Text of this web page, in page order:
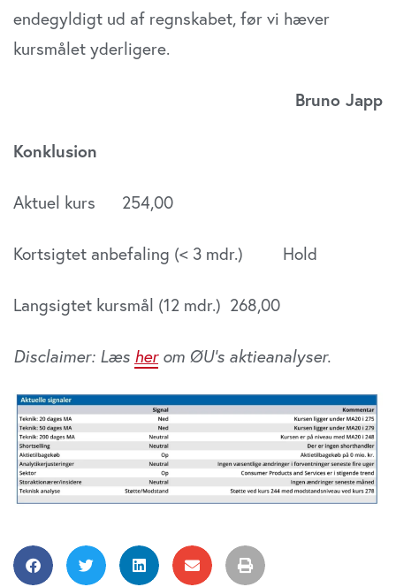
endegyldigt ud af regnskabet, før vi hæver
kursmålet yderligere.
Bruno Japp
Konklusion
Aktuel kurs 254,00
Kortsigtet anbefaling (< 3 mdr.) Hold
Langsigtet kursmål (12 mdr.) 268,00
Disclaimer: Læs herom ØU’s aktieanalyser.